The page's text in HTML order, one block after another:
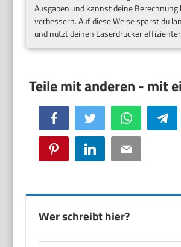
Ausgaben und kannst deine
verbessern. Auf diese Weise sparst du
und nutzt deinen Laserdrucker effizienter.
Facebook Twitter WhatsApp
Pinterest LinkedIn Email
Wer schreibt hier?